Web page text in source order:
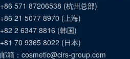
+86 571 87206538 (杭州总部)
+86 21 5077 8970 (上海)
+82 2 6347 8816 (韩国)
+81 70 9365 8022 (日本)
邮箱： cosmetic@cirs-group.com